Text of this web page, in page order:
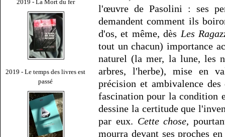
2019 - La Mort du fer
2019 - Le temps des livres est
passé
l'œuvre de Pasolini : ses
demandent comment ils
d'os, et même, dès Les
tout un chacun) importance
naturel (la mer, la lune, les
arbres, l'herbe), mise en
précision et ambivalence
fascination pour la condition
dessine la certitude que
par eux. Cette chose,
mourra devant ses proches